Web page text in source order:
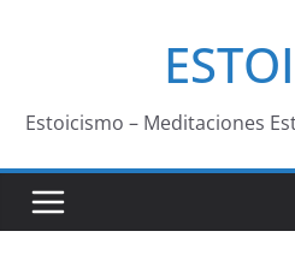
Estoicismo – Meditaciones